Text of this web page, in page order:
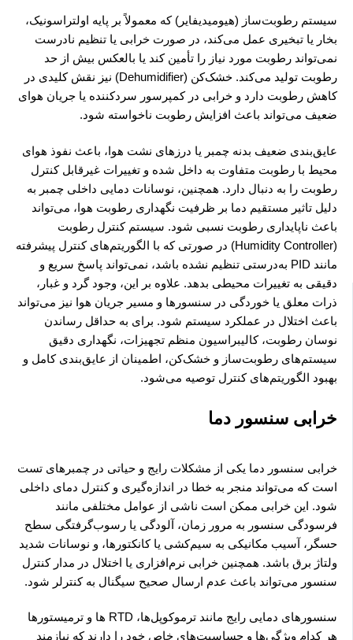
سیستم رطوبت‌ساز (هیومیدیفایر) که معمولاً بر پایه اولتراسونیک،
بخار یا تبخیری عمل می‌کند، در صورت خرابی یا تنظیم نادرست
نمی‌تواند رطوبت مورد نیاز را تأمین کند یا بالعکس بیش از حد
رطوبت تولید می‌کند. خشک‌کن (Dehumidifier) نیز نقش کلیدی در
کاهش رطوبت دارد و خرابی در کمپرسور سردکننده یا جریان هوای
ضعیف می‌تواند باعث افزایش رطوبت ناخواسته شود.
عایق‌بندی ضعیف بدنه چمبر یا درزهای نشت هوا، باعث نفوذ هوای
محیط با رطوبت متفاوت به داخل شده و تغییرات غیرقابل کنترل
رطوبت را به دنبال دارد. همچنین، نوسانات دمایی داخلی چمبر به
دلیل تاثیر مستقیم دما بر ظرفیت نگهداری رطوبت هوا، می‌تواند
باعث ناپایداری رطوبت نسبی شود. سیستم کنترل رطوبت
(Humidity Controller) در صورتی که با الگوریتم‌های کنترل پیشرفته
مانند PID به‌درستی تنظیم نشده باشد، نمی‌تواند پاسخ سریع و
دقیقی به تغییرات محیطی بدهد. علاوه بر این، وجود گرد و غبار،
ذرات معلق یا خوردگی در سنسورها و مسیر جریان هوا نیز می‌تواند
باعث اختلال در عملکرد سیستم شود. برای به حداقل رساندن
نوسان رطوبت، کالیبراسیون منظم تجهیزات، نگهداری دقیق
سیستم‌های رطوبت‌ساز و خشک‌کن، اطمینان از عایق‌بندی کامل و
بهبود الگوریتم‌های کنترل توصیه می‌شود.
خرابی سنسور دما
خرابی سنسور دما یکی از مشکلات رایج و حیاتی در چمبرهای تست
است که می‌تواند منجر به خطا در اندازه‌گیری و کنترل دمای داخلی
شود. این خرابی ممکن است ناشی از عوامل مختلفی مانند
فرسودگی سنسور به مرور زمان، آلودگی یا رسوب‌گرفتگی سطح
حسگر، آسیب مکانیکی به سیم‌کشی یا کانکتورها، و نوسانات شدید
ولتاژ برق باشد. همچنین خرابی نرم‌افزاری یا اختلال در مدار کنترل
سنسور می‌تواند باعث عدم ارسال صحیح سیگنال به کنترلر شود.
سنسورهای دمایی رایج مانند ترموکوپل‌ها، RTD ها و ترمیستورها
هر کدام ویژگی‌ها و حساسیت‌های خاص خود را دارند که نیازمند